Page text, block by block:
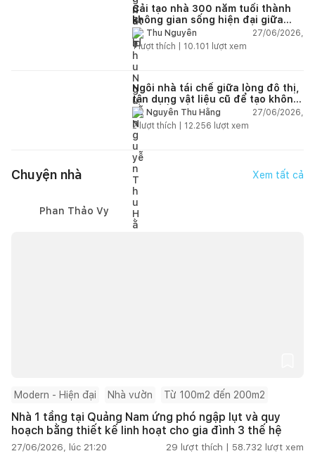
Cải tạo nhà 300 năm tuổi thành
không gian sống hiện đại giữa
thiên nhiên
Thu Nguyễn
27/06/2026,
1lượt thích | 10.101 lượt xem
Ngôi nhà tái chế giữa lòng đô thị,
tận dụng vật liệu cũ để tạo không
gian sống linh hoạt
Nguyễn Thu Hằng
27/06/2026,
2lượt thích | 12.256 lượt xem
Chuyện nhà Xem tất cả
Phan Thảo Vy
Modern - Hiện đại Nhà vườn Từ 100m2 đến 200m2
Nhà 1 tầng tại Quảng Nam ứng phó ngập lụt và quy
hoạch bằng thiết kế linh hoạt cho gia đình 3 thế hệ
27/06/2026, lúc 21:20 29 lượt thích | 58.732 lượt xem